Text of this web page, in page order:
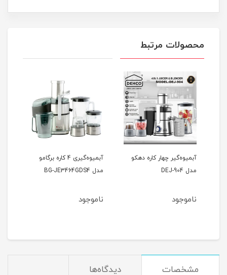
محصولات مرتبط
آبمیوه‌گیر چهار کاره دهکو
مدل DEJ-904
ناموجود
آبمیوه‌گیری 4 کاره برگامو
مدل BG-JE3464GDS4
ناموجود
مشخصات دیدگاه‌ها